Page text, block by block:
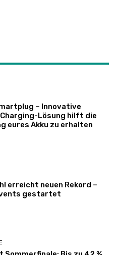
– Innovative
Lösung hilft die
eures Akku zu erhalten
erreicht neuen Rekord –
gestartet